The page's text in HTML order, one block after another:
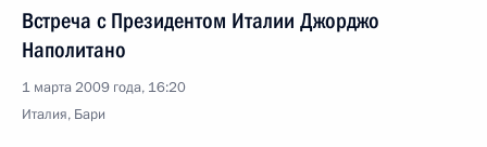
Встреча с Президентом Италии Джорджо
Наполитано
1 марта 2009 года, 16:20
Италия, Бари